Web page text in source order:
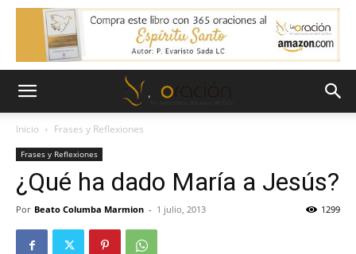
Inicio Frases y Reflexiones
Frases y Reflexiones
¿Qué ha dado María a Jesús?
Por Beato Columba Marmion - 1 julio, 2013 1299